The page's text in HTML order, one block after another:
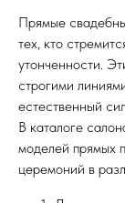
Прямые
тех, кто
утонченности.
строгими
естественный
В каталоге
моделей прямых
церемоний в